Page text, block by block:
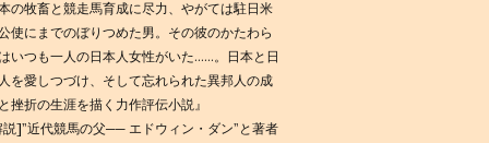
の牧畜と競走馬育成に尽力、やがては駐日米
使にまでのぼりつめた男。その彼のかたわら
いつも一人の日本人女性がいた……。日本と日
を愛しつづけ、そして忘れられた異邦人の成
挫折の生涯を描く力作評伝小説』
]”近代競馬の父── エドウィン・ダン”と著者